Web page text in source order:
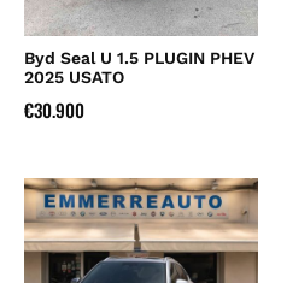
Byd Seal U 1.5 PLUGIN PHEV
2025 USATO
€30.900